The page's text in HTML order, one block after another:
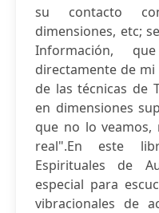
su contacto
dimensiones, etc;
Información,
directamente de
de las técnicas de
en dimensiones
que no lo
real".En este
Espirituales de
especial para
vibracionales de